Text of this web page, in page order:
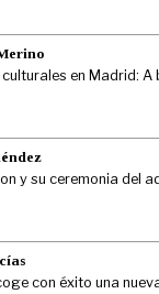
en Madrid: A
y su ceremonia del
con éxito una